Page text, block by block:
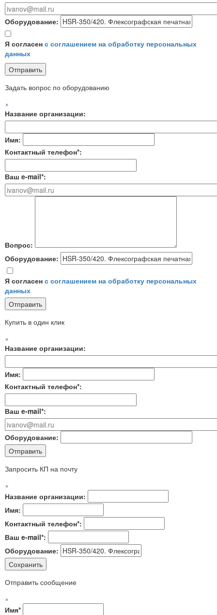
Оборудование:
Я согласен с соглашением на обработку персональных
данных
Задать вопрос по оборудованию
×
Название организации:
Имя:
Контактный телефон*:
Ваш e-mail*:
Вопрос:
Оборудование:
Я согласен с соглашением на обработку персональных
данных
Купить в один клик
×
Название организации:
Имя:
Контактный телефон*:
Ваш e-mail*:
Оборудование:
Запросить КП на почту
×
Название организации:
Имя:
Контактный телефон*:
Ваш e-mail*:
Оборудование:
Отправить сообщение
×
Имя*